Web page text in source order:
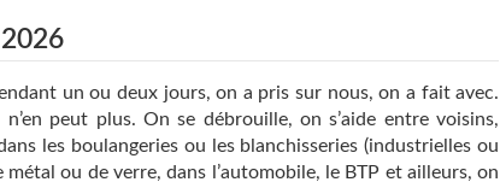
un ou deux jours, on a pris sur nous, on a fait avec.
peut plus. On se débrouille, on s’aide entre voisins,
les boulangeries ou les blanchisseries (industrielles ou
ou de verre, dans l’automobile, le BTP et ailleurs, on